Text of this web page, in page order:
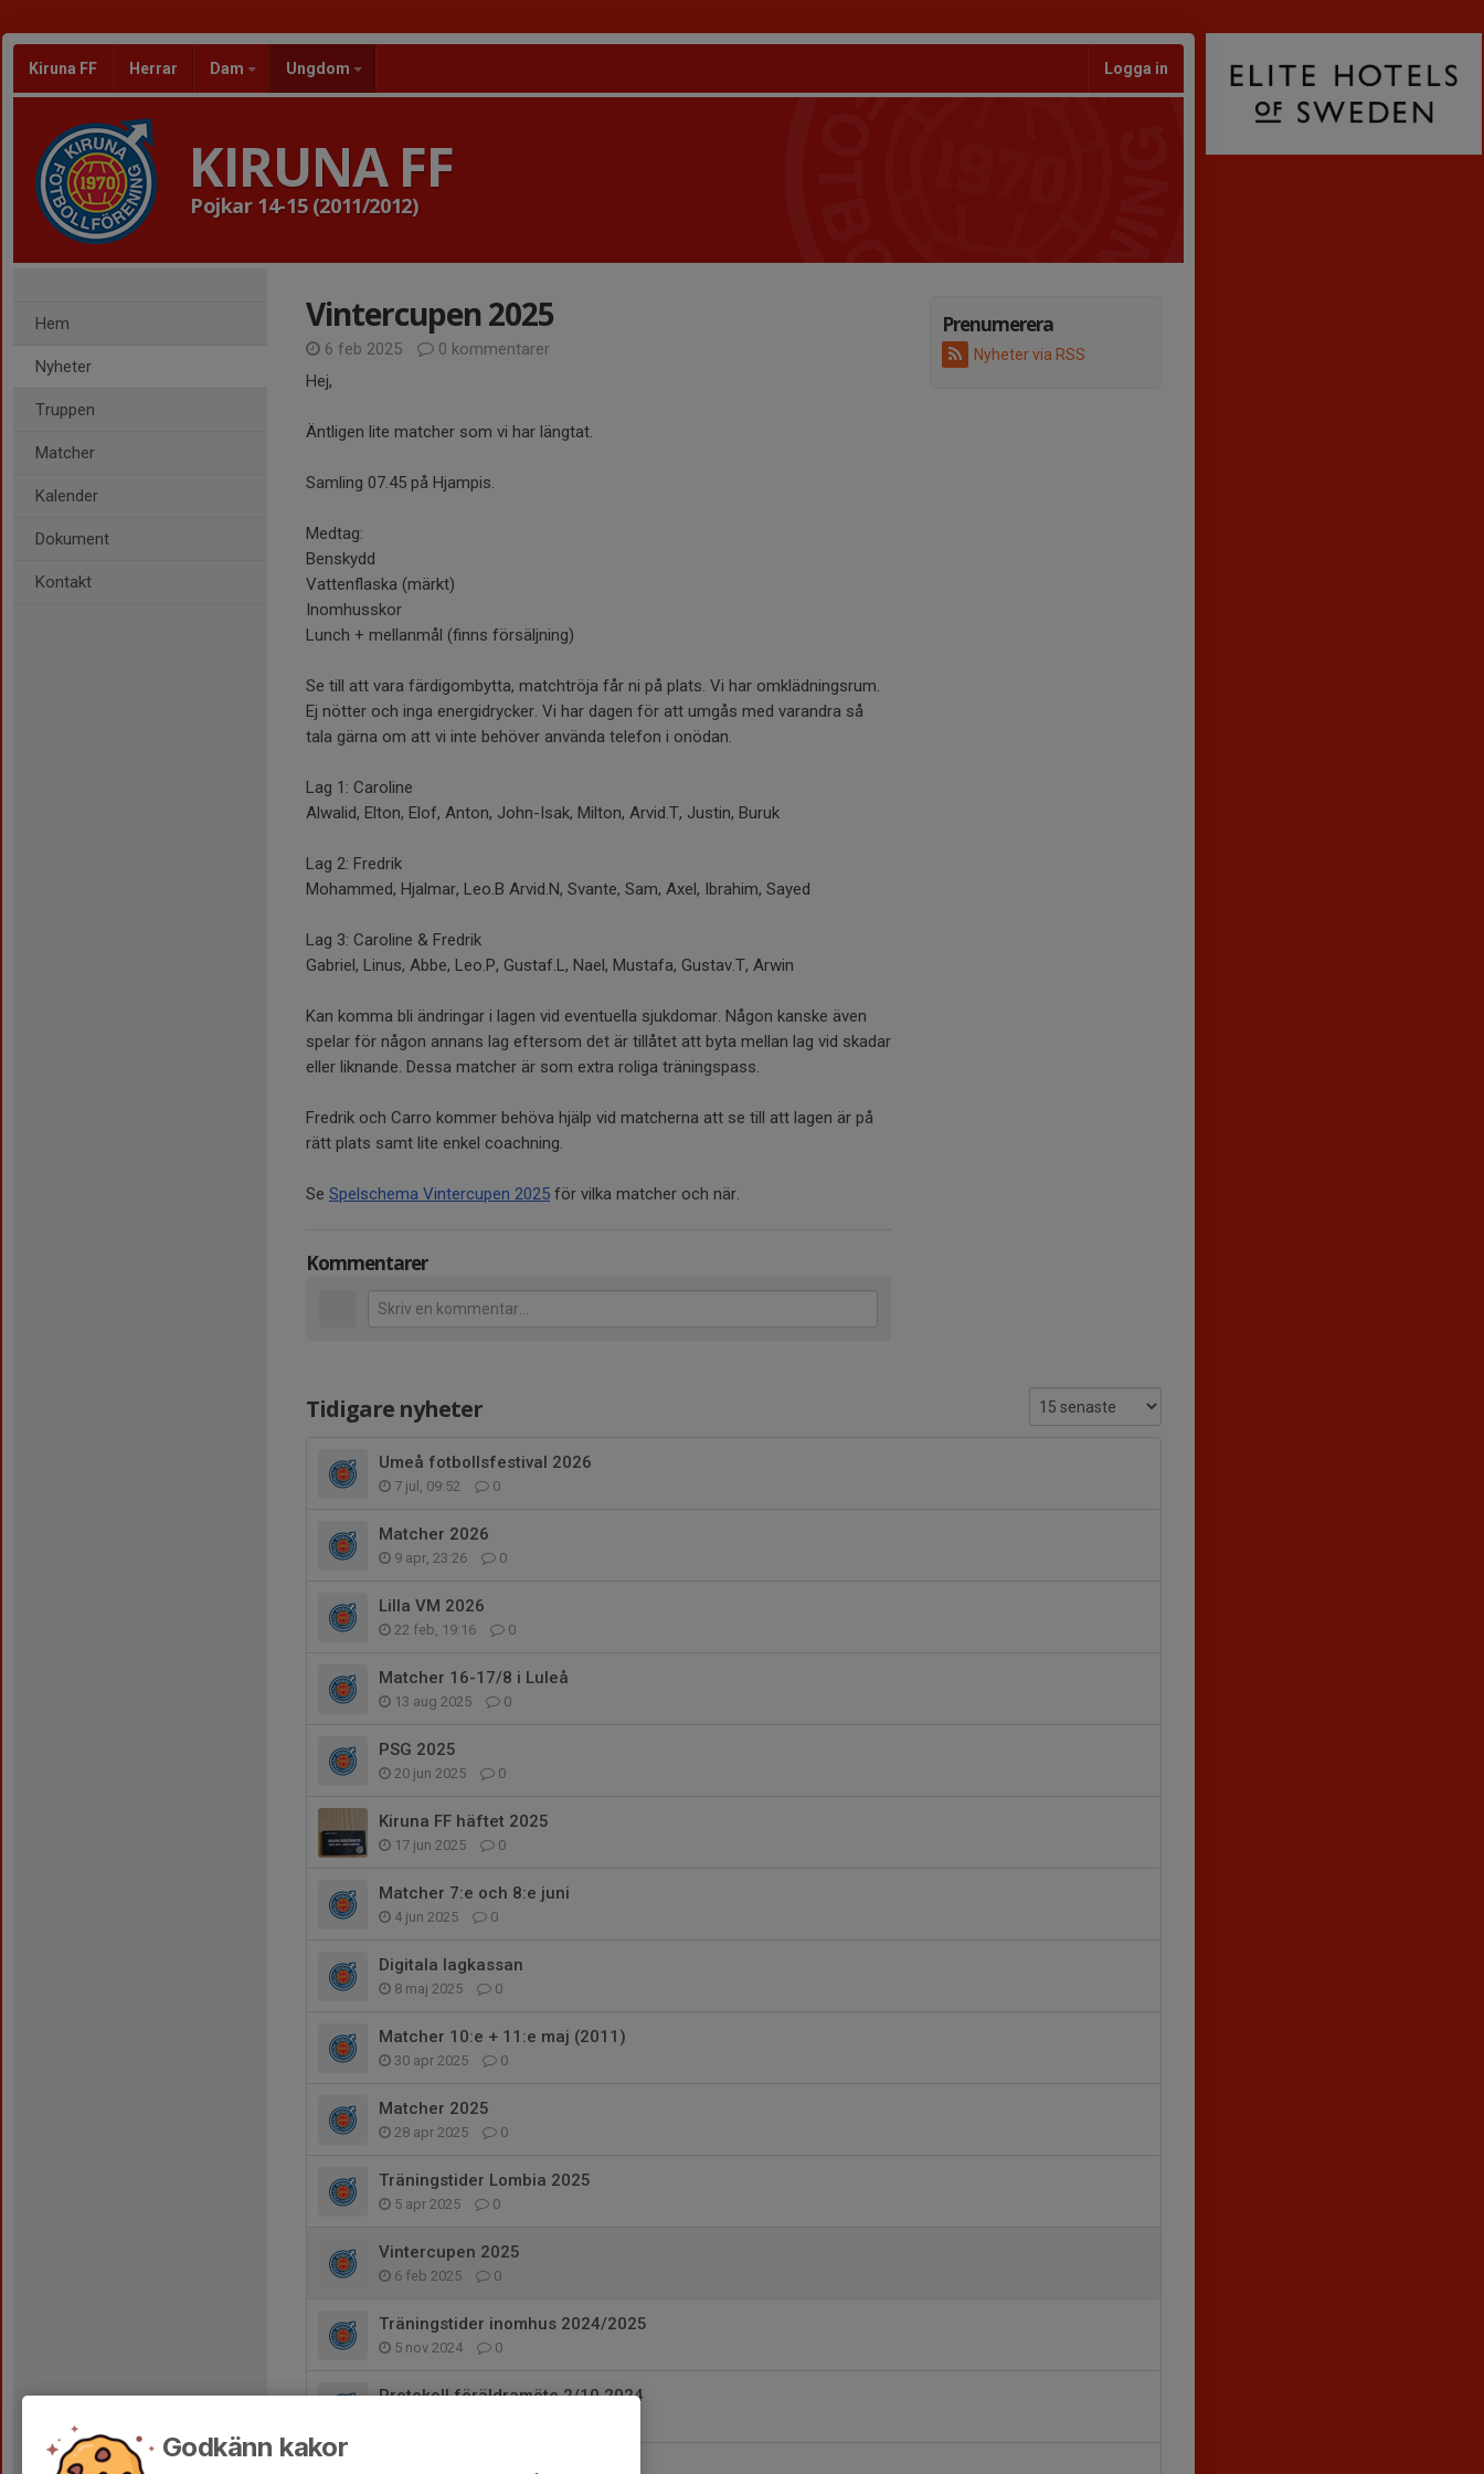
Kiruna FF Herrar Dam Ungdom Logga in
KIRUNA FF
Pojkar 14-15 (2011/2012)
Hem
Nyheter
Truppen
Matcher
Kalender
Dokument
Kontakt
Prenumerera
Nyheter via RSS
Vintercupen 2025
6 feb 2025
0 kommentarer
Hej,
Äntligen lite matcher som vi har längtat.
Samling 07.45 på Hjampis.
Medtag:
Benskydd
Vattenflaska (märkt)
Inomhusskor
Lunch + mellanmål (finns försäljning)
Se till att vara färdigombytta, matchtröja får ni på plats. Vi har omklädningsrum.
Ej nötter och inga energidrycker. Vi har dagen för att umgås med varandra så
tala gärna om att vi inte behöver använda telefon i onödan.
Lag 1: Caroline
Alwalid, Elton, Elof, Anton, John-Isak, Milton, Arvid.T, Justin, Buruk
Lag 2: Fredrik
Mohammed, Hjalmar, Leo.B Arvid.N, Svante, Sam, Axel, Ibrahim, Sayed
Lag 3: Caroline & Fredrik
Gabriel, Linus, Abbe, Leo.P, Gustaf.L, Nael, Mustafa, Gustav.T, Arwin
Kan komma bli ändringar i lagen vid eventuella sjukdomar. Någon kanske även
spelar för någon annans lag eftersom det är tillåtet att byta mellan lag vid skadar
eller liknande. Dessa matcher är som extra roliga träningspass.
Fredrik och Carro kommer behöva hjälp vid matcherna att se till att lagen är på
rätt plats samt lite enkel coachning.
Se Spelschema Vintercupen 2025 för vilka matcher och när.
Kommentarer
Tidigare nyheter
Umeå fotbollsfestival 2026
7 jul, 09:52 0
Matcher 2026
9 apr, 23:26 0
Lilla VM 2026
22 feb, 19:16 0
Matcher 16-17/8 i Luleå
13 aug 2025 0
PSG 2025
20 jun 2025 0
Kiruna FF häftet 2025
17 jun 2025 0
Matcher 7:e och 8:e juni
4 jun 2025 0
Digitala lagkassan
8 maj 2025 0
Matcher 10:e + 11:e maj (2011)
30 apr 2025 0
Matcher 2025
28 apr 2025 0
Träningstider Lombia 2025
5 apr 2025 0
Vintercupen 2025
6 feb 2025 0
Träningstider inomhus 2024/2025
5 nov 2024 0
Protokoll föräldramöte 2/10 2024
Godkänn kakor